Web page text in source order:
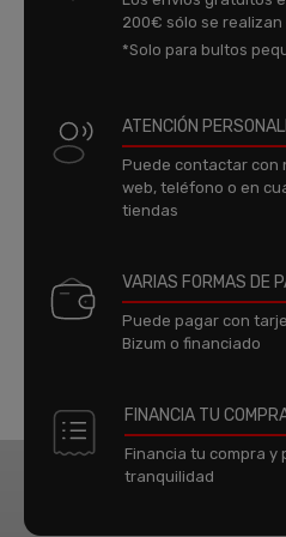
200€ sólo se
*Solo para bultos
ATENCIÓN
Puede contactar con
web, teléfono o en
tiendas
VARIAS FORMAS DE
Puede pagar con
Bizum o financiado
FINANCIA TU
Financia tu compra y
tranquilidad